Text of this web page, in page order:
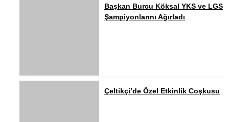
Başkan Burcu Köksal YKS ve LGS
Şampiyonlarını Ağırladı
Çeltikçi’de Özel Etkinlik Coşkusu